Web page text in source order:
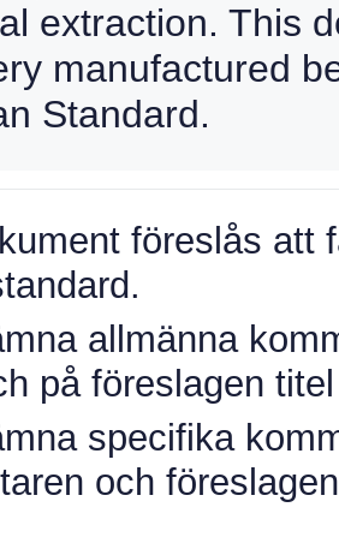
extraction. This
manufactured
Standard.
föreslås att
allmänna
på föreslagen
specifika
och